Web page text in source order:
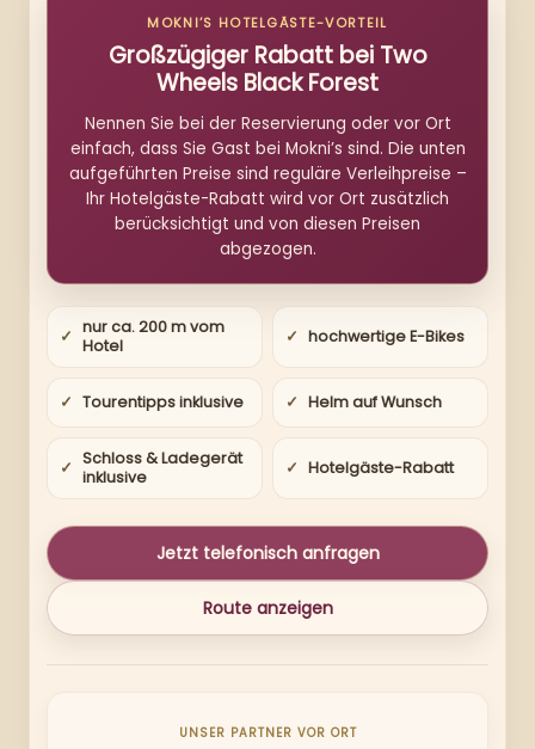
MOKNI’S HOTELGÄSTE-VORTEIL
Großzügiger Rabatt bei Two
Wheels Black Forest
Nennen Sie bei der Reservierung oder vor Ort
einfach, dass Sie Gast bei Mokni’s sind. Die unten
aufgeführten Preise sind reguläre Verleihpreise –
Ihr Hotelgäste-Rabatt wird vor Ort zusätzlich
berücksichtigt und von diesen Preisen
abgezogen.
nur ca. 200 m vom
Hotel
hochwertige E-Bikes
Tourentipps inklusive Helm auf Wunsch
Schloss & Ladegerät
inklusive
Hotelgäste-Rabatt
Jetzt telefonisch anfragen
Route anzeigen
UNSER PARTNER VOR ORT